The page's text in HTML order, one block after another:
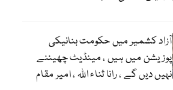
آزاد کشمیر میں حکومت بنانیکی
پوزیشن میں ہیں ، مینڈیٹ چھیننے
نہیں دیں گے ، رانا ثناء اللہ ، امیر مقام